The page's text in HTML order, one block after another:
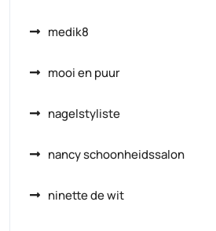
medik8
mooi en puur
nagelstyliste
nancy schoonheidssalon
ninette de wit